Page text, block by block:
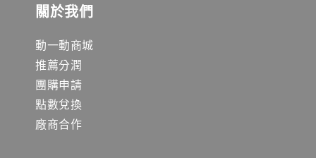
關於我們
動一動商城
推薦分潤
團購申請
點數兌換
廠商合作